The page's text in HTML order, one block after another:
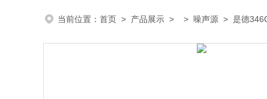
当前位置： 首页 > 产品展示 > > 噪声源 > 是德